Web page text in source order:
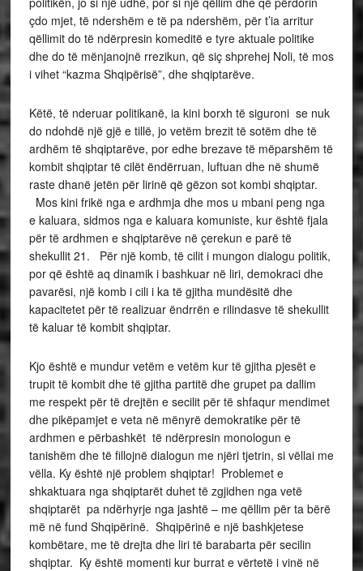
çdo mjet, të ndershëm e të pa ndershëm, për t’ia arritur
qëllimit do të ndërpresin komeditë e tyre aktuale politike
dhe do të mënjanojnë rrezikun, që siç shprehej Noli, të mos
i vihet “kazma Shqipërisë”, dhe shqiptarëve.
Këtë, të nderuar politikanë, ia kini borxh të siguroni se nuk
do ndohdë një gjë e tillë, jo vetëm brezit të sotëm dhe të
ardhëm të shqiptarëve, por edhe brezave të mëparshëm të
kombit shqiptar të cilët ëndërruan, luftuan dhe në shumë
raste dhanë jetën për lirinë që gëzon sot kombi shqiptar.
Mos kini frikë nga e ardhmja dhe mos u mbani peng nga
e kaluara, sidmos nga e kaluara komuniste, kur është fjala
për të ardhmen e shqiptarëve në çerekun e parë të
shekullit 21. Për një komb, të cilit i mungon dialogu politik,
por që është aq dinamik i bashkuar në liri, demokraci dhe
pavarësi, një komb i cili i ka të gjitha mundësitë dhe
kapacitetet për të realizuar ëndrrën e rilindasve të shekullit
të kaluar të kombit shqiptar.
Kjo është e mundur vetëm e vetëm kur të gjitha pjesët e
trupit të kombit dhe të gjitha partitë dhe grupet pa dallim
me respekt për të drejtën e secilit për të shfaqur mendimet
dhe pikëpamjet e veta në mënyrë demokratike për të
ardhmen e përbashkët të ndërpresin monologun e
tanishëm dhe të fillojnë dialogun me njëri tjetrin, si vëllai me
vëlla. Ky është një problem shqiptar! Problemet e
shkaktuara nga shqiptarët duhet të zgjidhen nga vetë
shqiptarët pa ndërhyrje nga jashtë – me qëllim për ta bërë
më në fund Shqipërinë. Shqipërinë e një bashkjetese
kombëtare, me të drejta dhe liri të barabarta për secilin
shqiptar. Ky është momenti kur burrat e vërtetë i vinë në